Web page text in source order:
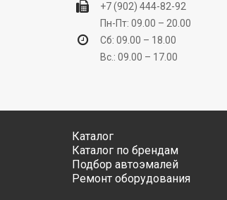
+7 (902) 444-82-92
Пн-Пт: 09.00 – 20.00
Сб: 09.00 – 18.00
Вс.: 09.00 – 17.00
Каталог
Каталог по брендам
Подбор автоэмалей
Ремонт оборудования